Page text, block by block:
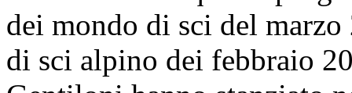
dei mondo di sci del
di sci alpino dei febbraio